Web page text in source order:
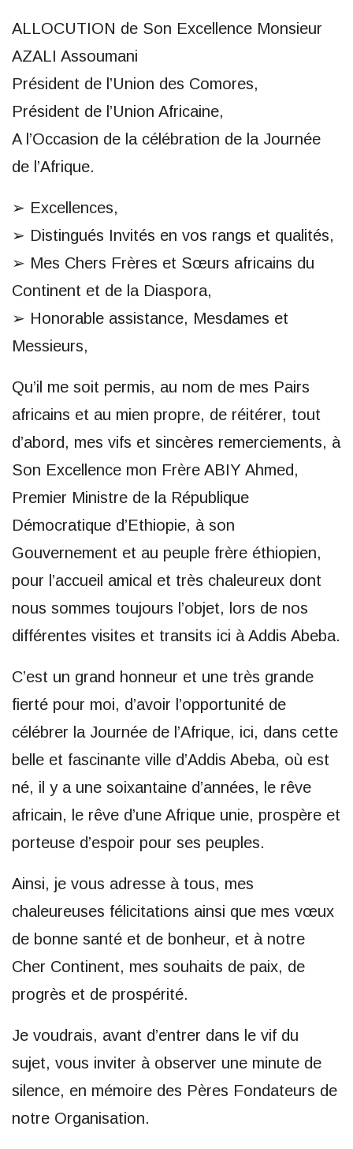
ALLOCUTION de Son Excellence Monsieur
AZALI Assoumani
Président de l’Union des Comores,
Président de l’Union Africaine,
A l’Occasion de la célébration de la Journée
de l’Afrique.
➢ Excellences,
➢ Distingués Invités en vos rangs et qualités,
➢ Mes Chers Frères et Sœurs africains du
Continent et de la Diaspora,
➢ Honorable assistance, Mesdames et
Messieurs,
Qu’il me soit permis, au nom de mes Pairs
africains et au mien propre, de réitérer, tout
d’abord, mes vifs et sincères remerciements, à
Son Excellence mon Frère ABIY Ahmed,
Premier Ministre de la République
Démocratique d’Ethiopie, à son
Gouvernement et au peuple frère éthiopien,
pour l’accueil amical et très chaleureux dont
nous sommes toujours l’objet, lors de nos
différentes visites et transits ici à Addis Abeba.
C’est un grand honneur et une très grande
fierté pour moi, d’avoir l’opportunité de
célébrer la Journée de l’Afrique, ici, dans cette
belle et fascinante ville d’Addis Abeba, où est
né, il y a une soixantaine d’années, le rêve
africain, le rêve d’une Afrique unie, prospère et
porteuse d’espoir pour ses peuples.
Ainsi, je vous adresse à tous, mes
chaleureuses félicitations ainsi que mes vœux
de bonne santé et de bonheur, et à notre
Cher Continent, mes souhaits de paix, de
progrès et de prospérité.
Je voudrais, avant d’entrer dans le vif du
sujet, vous inviter à observer une minute de
silence, en mémoire des Pères Fondateurs de
notre Organisation.